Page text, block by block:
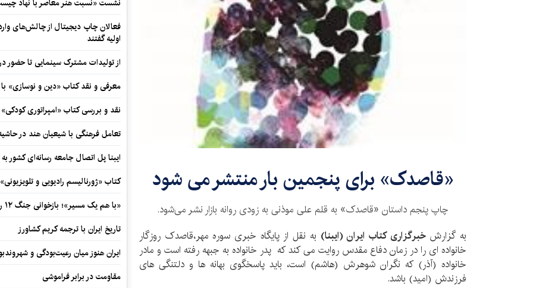
«قاصدک» برای پنجمین بار منتشر می شود
چاپ پنجم داستان «قاصدک» به قلم علی موذنی به زودی روانه بازار نشر می‌شود.
به گزارشخبرگزاری کتاب ایران (ایبنا) به نقل از پایگاه خبری سوره مهر،قاصدک روزگار
خانواده ای را در زمان دفاع مقدس روایت می کند که پدر خانواده به جبهه رفته است و مادر
خانواده (آذر) که نگران شوهرش (هاشم) است، باید پاسخگوی بهانه ها و دلتنگی های
فرزندش (امید) باشد.
نشست «نسبت هنر معاصر با نهاد
فعالان چاپ دیجیتال از چالش‌های
اولیه گفتند
از تولیدات مشترک سینمایی تا حضور
معرفی و نقد کتاب «دین و نوسازی»
نقد و بررسی کتاب «امپراتوری کودکی»
تعامل فرهنگی با شیعیان هند در
ایبنا پل اتصال جامعه رسانه‌ای کشور
کتاب «ژورنالیسم رادیویی و تلویزیونی»
«با هم یک مسیر»؛ بازخوانی جنگ ۱۲ روزه در قاب یک رمان کوتاه
تاریخ ایران با ترجمه کریم کشاورز
ایران هنوز میان رعیت‌بودگی و
مقاومت در برابر فراموشی